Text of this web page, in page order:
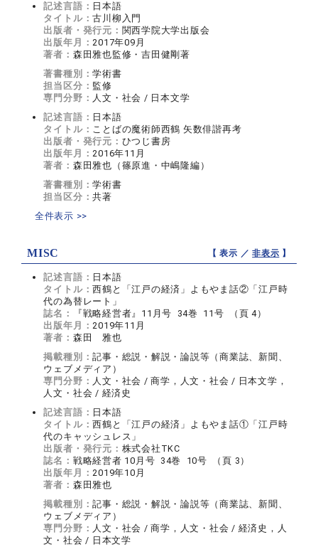
記述言語： 日本語
タイトル：古川柳入門
出版者・発行元： 関西学院大学出版会
出版年月：2017年09月
著者： 森田雅也監修・吉田健剛著
著書種別：学術書
担当区分： 監修
専門分野： 人文・社会 / 日本文学
記述言語： 日本語
タイトル： ことばの魔術師西鶴 矢数俳諧再考
出版者・発行元： ひつじ書房
出版年月：2016年11月
著者： 森田雅也（篠原進・中嶋隆編）
著書種別：学術書
担当区分：共著
全件表示 >>
MISC 【 表示 ／非表示 】
記述言語： 日本語
タイトル：西鶴と「江戸の経済」よもやま話②「江戸時
代の為替レート」
誌名：
『戦略経営者』11月号 34巻 11号 （頁 4）
出版年月：2019年11月
著者： 森田 雅也
掲載種別：記事・総説・解説・論説等（商業誌、新聞、
ウェブメディア）
専門分野： 人文・社会 / 商学，人文・社会 / 日本文学，
人文・社会 / 経済史
記述言語： 日本語
タイトル：西鶴と「江戸の経済」よもやま話①「江戸時
代のキャッシュレス」
出版者・発行元： 株式会社TKC
誌名： 戦略経営者 10月号 34巻 10号 （頁 3）
出版年月：2019年10月
著者： 森田雅也
掲載種別：記事・総説・解説・論説等（商業誌、新聞、
ウェブメディア）
専門分野： 人文・社会 / 商学，人文・社会 / 経済史，人
文・社会 / 日本文学